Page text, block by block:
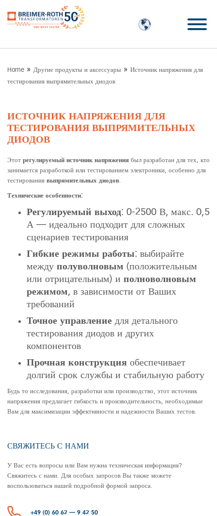
Home » Другие продукты и аксессуары » Источник напряжения для
тестирования выпрямительных диодов
ИСТОЧНИК НАПРЯЖЕНИЯ ДЛЯ
ТЕСТИРОВАНИЯ ВЫПРЯМИТЕЛЬНЫХ
ДИОДОВ
Этот регулируемый источник напряжения был разработан для тех, кто
занимается разработкой или тестированием электроники, особенно для
тестирования выпрямительных диодов.
Технические особенности:
Регулируемый выход: 0-2500 В, макс. 0,5
А — идеально подходит для сложных
сценариев тестирования
Гибкие режимы работы: выбирайте
между полуволновым (положительным
или отрицательным) и полноволновым
режимом, в зависимости от Ваших
требований
Точное управление для детального
тестирования диодов и других
компонентов
Прочная конструкция обеспечивает
долгий срок службы и стабильную работу
Будь то исследования, разработки или производство, этот источник
напряжения предлагает гибкость и производительность, необходимые
Вам для максимизации эффективности и надежности Ваших тестов.
СВЯЖИТЕСЬ С НАМИ
У Вас есть вопросы или Вам нужна техническая информация?
Свяжитесь с нами. Для особых запросов Вы также можете
воспользоваться нашей подробной формой запроса.
+49 (0) 60 62 — 9 42 50